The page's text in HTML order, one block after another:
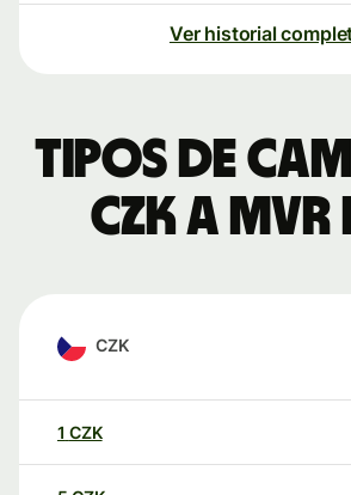
Ver historial
Tipos de
CZK a
CZK
1 CZK